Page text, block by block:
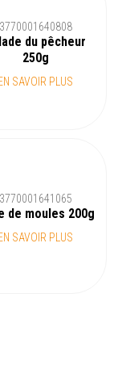
3770001640808
du pêcheur
250g
SAVOIR PLUS
3770001641065
de moules 200g
SAVOIR PLUS